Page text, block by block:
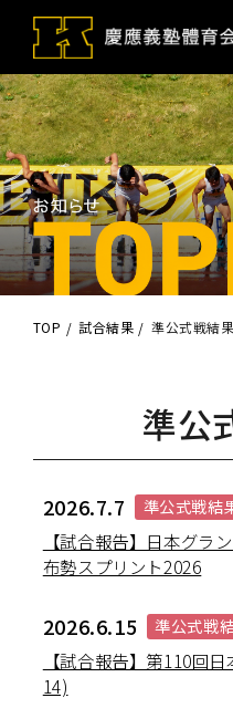
TOP 試合結果 準公式戦結果
準公
2026.7.7 準公式戦結
【試合報告】日本グ
布勢スプリント2026
2026.6.15 準公式戦
【試合報告】第110回
14)